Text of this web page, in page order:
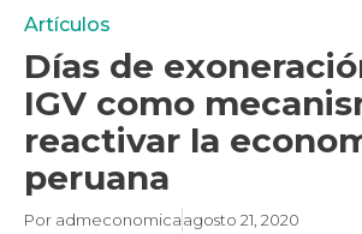
Artículos
Días de
IGV como
reactivar la
peruana
Por admeconomicaagosto 21, 2020